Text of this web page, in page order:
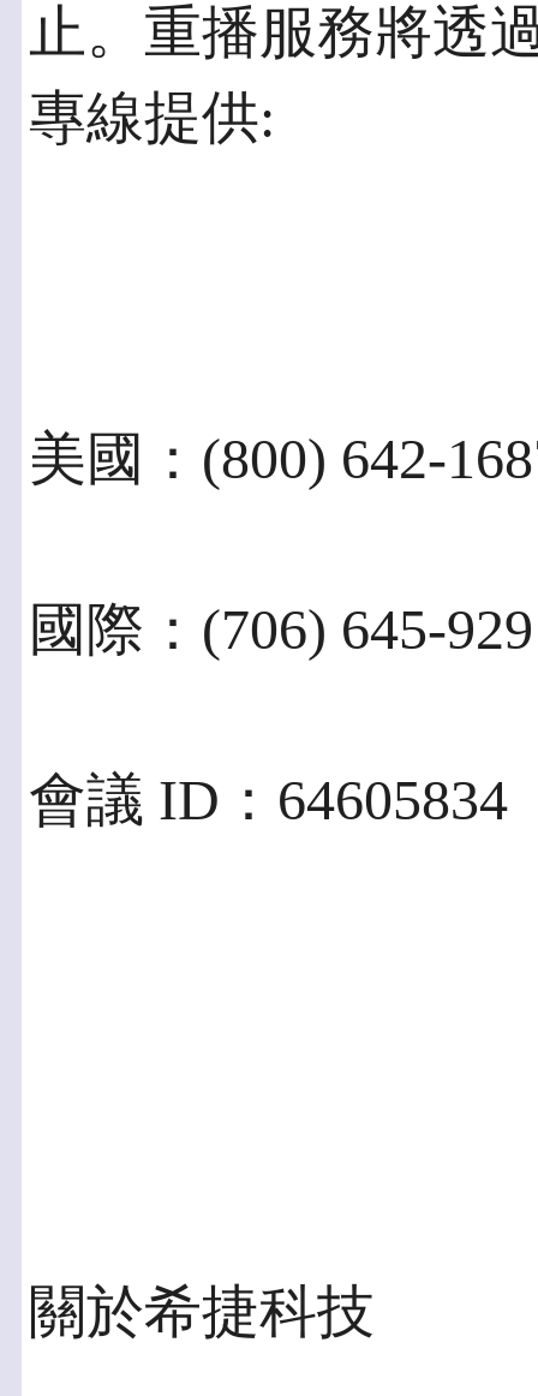
止。重播服務將透
專線提供:
美國：(800) 642-
國際：(706) 645-
會議 ID：64605834
關於希捷科技